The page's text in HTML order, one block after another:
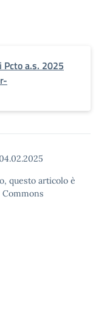
a.s. 2025
questo articolo è